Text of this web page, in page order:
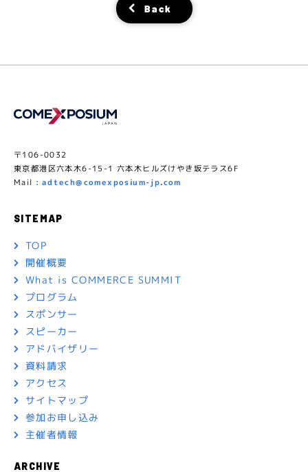
Back
〒106-0032
東京都港区六本木6-15-1 六本木ヒルズけやき坂テラス6F
Mail : adtech@comexposium-jp.com
SITEMAP
TOP
開催概要
What is COMMERCE SUMMIT
プログラム
スポンサー
スピーカー
アドバイザリー
資料請求
アクセス
サイトマップ
参加お申し込み
主催者情報
ARCHIVE